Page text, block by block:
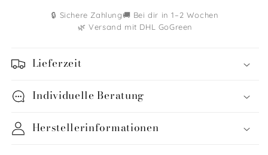
🔒 Sichere Zahlung🚚 Bei dir in 1–2 Wochen
🌿 Versand mit DHL GoGreen
Lieferzeit
Individuelle Beratung
Herstellerinformationen